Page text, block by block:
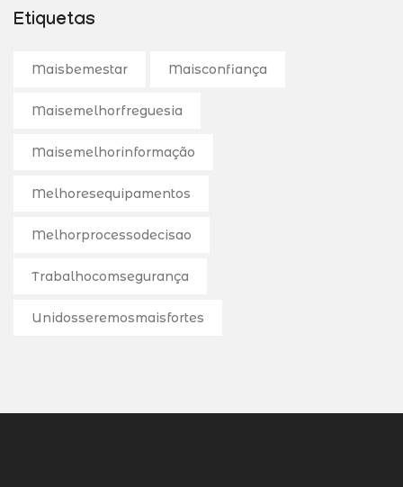
Etiquetas
Maisbemestar Maisconfiança
Maisemelhorfreguesia
Maisemelhorinformação
Melhoresequipamentos
Melhorprocessodecisao
Trabalhocomsegurança
Unidosseremosmaisfortes